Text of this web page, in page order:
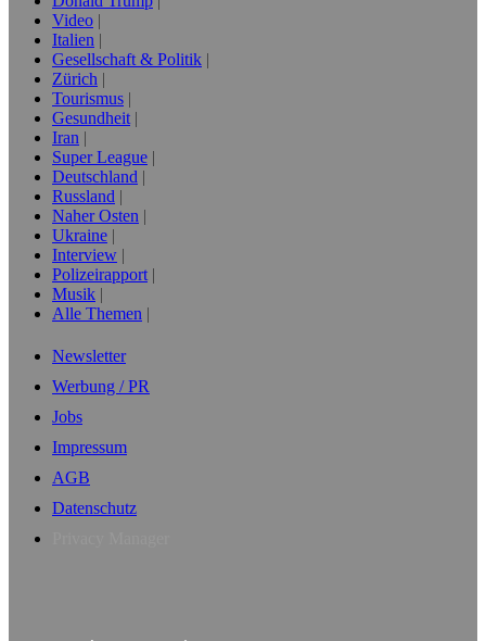
Video
Italien
Gesellschaft & Politik
Zürich
Tourismus
Gesundheit
Iran
Super League
Deutschland
Russland
Naher Osten
Ukraine
Interview
Polizeirapport
Musik
Alle Themen
Newsletter
Werbung / PR
Jobs
Impressum
AGB
Datenschutz